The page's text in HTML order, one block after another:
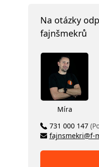
Na otázky
fajnšmekrů
Míra
731 000 147
fajnsmekri@f-